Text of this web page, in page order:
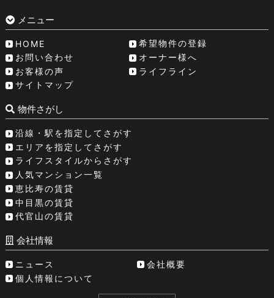
メニュー
HOME
希望物件の登録
お問い合わせ
オーナー様へ
お客様の声
ライフライン
サイトマップ
物件さがし
沿線・駅を指定してさがす
エリアを指定してさがす
ライフスタイルからさがす
人気マンション一覧
恵比寿の賃貸
中目黒の賃貸
代官山の賃貸
会社情報
ニュース
会社概要
個人情報について